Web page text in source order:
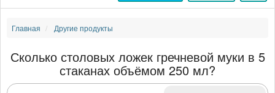
Главная Другие продукты
Сколько столовых ложек гречневой муки в 5
стаканах объёмом 250 мл?